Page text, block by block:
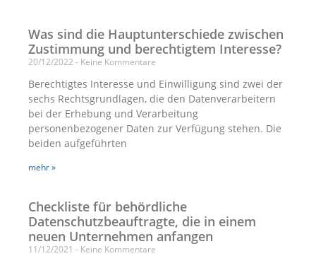
Was sind die Hauptunterschiede zwischen
Zustimmung und berechtigtem Interesse?
20/12/2022 Keine Kommentare
Berechtigtes Interesse und Einwilligung sind zwei der
sechs Rechtsgrundlagen, die den Datenverarbeitern
bei der Erhebung und Verarbeitung
personenbezogener Daten zur Verfügung stehen. Die
beiden aufgeführten
mehr »
Checkliste für behördliche
Datenschutzbeauftragte, die in einem
neuen Unternehmen anfangen
11/12/2021 Keine Kommentare